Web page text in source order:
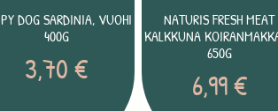
DOG SARDINIA, VUOHI
400G
3,70€
NATURIS FRESH MEAT
KALKKUNA
650G
6,99€